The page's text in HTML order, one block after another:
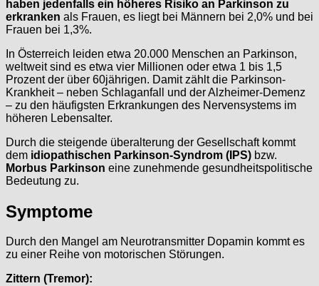
haben jedenfalls ein höheres Risiko an Parkinson zu
erkranken als Frauen, es liegt bei Männern bei 2,0% und bei
Frauen bei 1,3%.
In Österreich leiden etwa 20.000 Menschen an Parkinson,
weltweit sind es etwa vier Millionen oder etwa 1 bis 1,5
Prozent der über 60jährigen. Damit zählt die Parkinson-
Krankheit – neben Schlaganfall und der Alzheimer-Demenz
– zu den häufigsten Erkrankungen des Nervensystems im
höheren Lebensalter.
Durch die steigende überalterung der Gesellschaft kommt
dem idiopathischen Parkinson-Syndrom (IPS) bzw.
Morbus Parkinson eine zunehmende gesundheitspolitische
Bedeutung zu.
Symptome
Durch den Mangel am Neurotransmitter Dopamin kommt es
zu einer Reihe von motorischen Störungen.
Zittern (Tremor):